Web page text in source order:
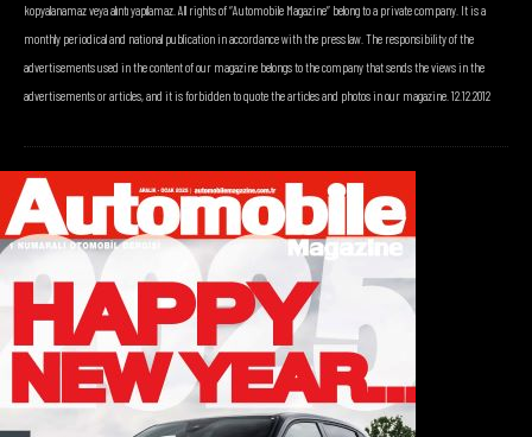
kopyalanamaz veya alıntı yapılamaz. All rights of “Automobile Magazine” belong to a private company. It is a
monthly periodical and national publication in accordance with the press law. The responsibility of the
advertisements used in the content of our magazine belongs to the company that sends the views in the
advertisements or articles, and it is forbidden to quote the articles and photos in our magazine. 12.12.2012